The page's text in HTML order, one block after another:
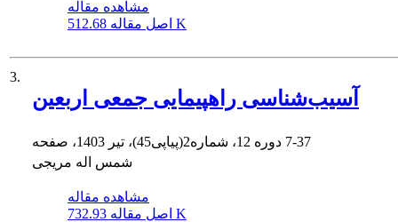
مشاهده مقاله
اصل مقاله 512.68 K
3.
آسیب‌شناسی راهپیمایی جمعی اربعین
7-37
شمس اله مریجی
مشاهده مقاله
اصل مقاله 732.93 K